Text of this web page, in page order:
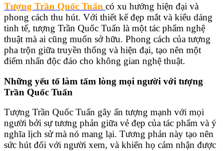
Tượng Trần Quốc Tuấn có xu hướng hiện đại và
phong cách thu hút. Với thiết kế đẹp mắt và kiểu dáng
tinh tế, tượng Trần Quốc Tuấn là một tác phẩm nghệ
thuật mà ai cũng muốn sở hữu. Phong cách của tượng
pha trộn giữa truyền thống và hiện đại, tạo nên một
điểm nhấn độc đáo cho không gian nghệ thuật.
Những yếu tố làm tấm lòng mọi người với tượng
Trần Quốc Tuấn
Tượng Trần Quốc Tuấn gây ấn tượng mạnh với mọi
người bởi sự tương phản giữa vẻ đẹp của tác phẩm và ý
nghĩa lịch sử mà nó mang lại. Tương phản này tạo nên
sức hút đối với người xem, và khiến họ cảm nhận được